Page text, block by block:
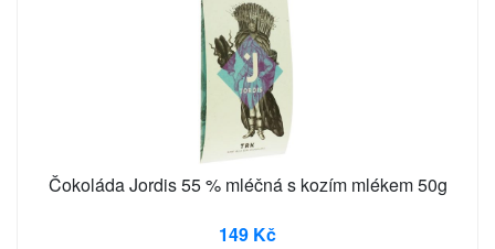
Čokoláda Jordis 55 % mléčná s kozím mlékem 50g
149 Kč